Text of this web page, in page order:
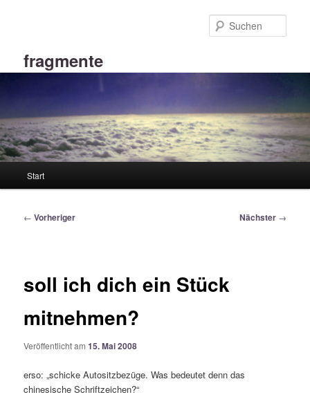
fragmente
Start
Beitragsnavigation
← Vorheriger Nächster →
soll ich dich ein Stück
mitnehmen?
Veröffentlicht am15. Mai 2008
erso: „schicke Autositzbezüge. Was bedeutet denn das
chinesische Schriftzeichen?“